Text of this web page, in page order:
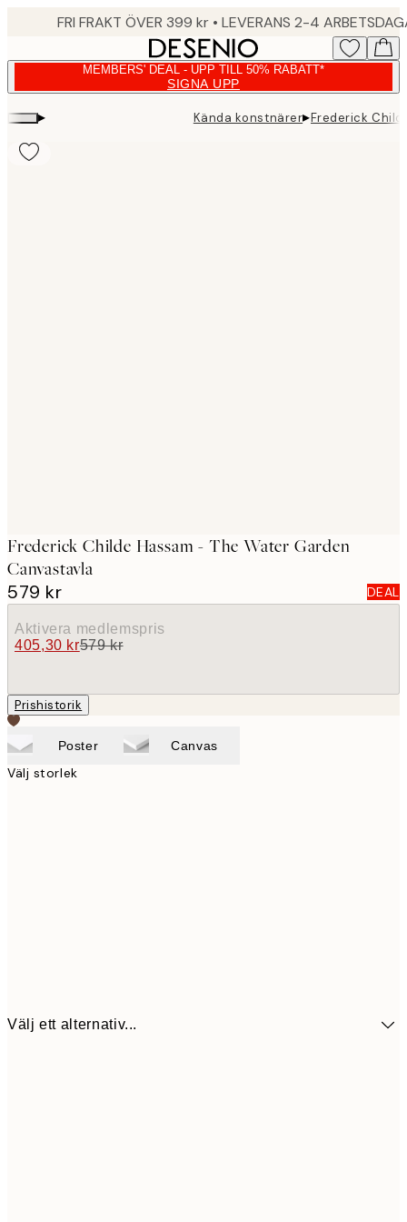
FRI FRAKT ÖVER 399 kr • LEVERANS 2-4
MEMBERS' DEAL - UPP TILL 50% RABATT*
SIGNA UPP
▸ Kända konstnärer▸Frederick
Frederick Childe Hassam - The Water Garden
Canvastavla
579 kr DEAL
Aktivera medlemspris
405,30 kr579 kr
Prishistorik
Poster Canvas
Välj storlek
Välj ett alternativ...